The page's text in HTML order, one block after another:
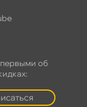
первыми о